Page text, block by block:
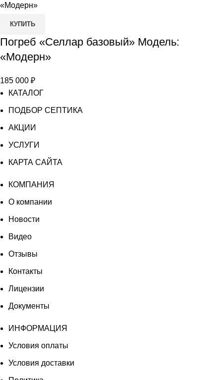
«Модерн»
КУПИТЬ
Погреб «Селлар базовый» Модель:
«Модерн»
185 000 ₽
КАТАЛОГ
ПОДБОР СЕПТИКА
АКЦИИ
УСЛУГИ
КАРТА САЙТА
КОМПАНИЯ
О компании
Новости
Видео
Отзывы
Контакты
Лицензии
Документы
ИНФОРМАЦИЯ
Условия оплаты
Условия доставки